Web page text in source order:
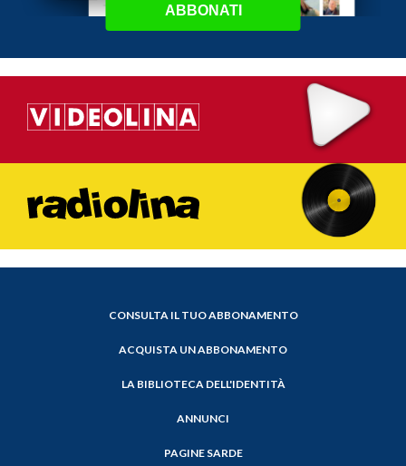
ABBONATI
CONSULTA IL TUO ABBONAMENTO
ACQUISTA UN ABBONAMENTO
LA BIBLIOTECA DELL'IDENTITÀ
ANNUNCI
PAGINE SARDE